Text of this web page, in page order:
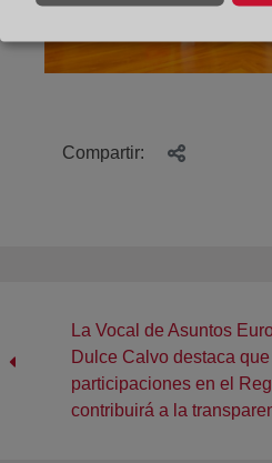
Compartir:
La Vocal de Asuntos
Dulce Calvo destaca
participaciones en el
contribuirá a la